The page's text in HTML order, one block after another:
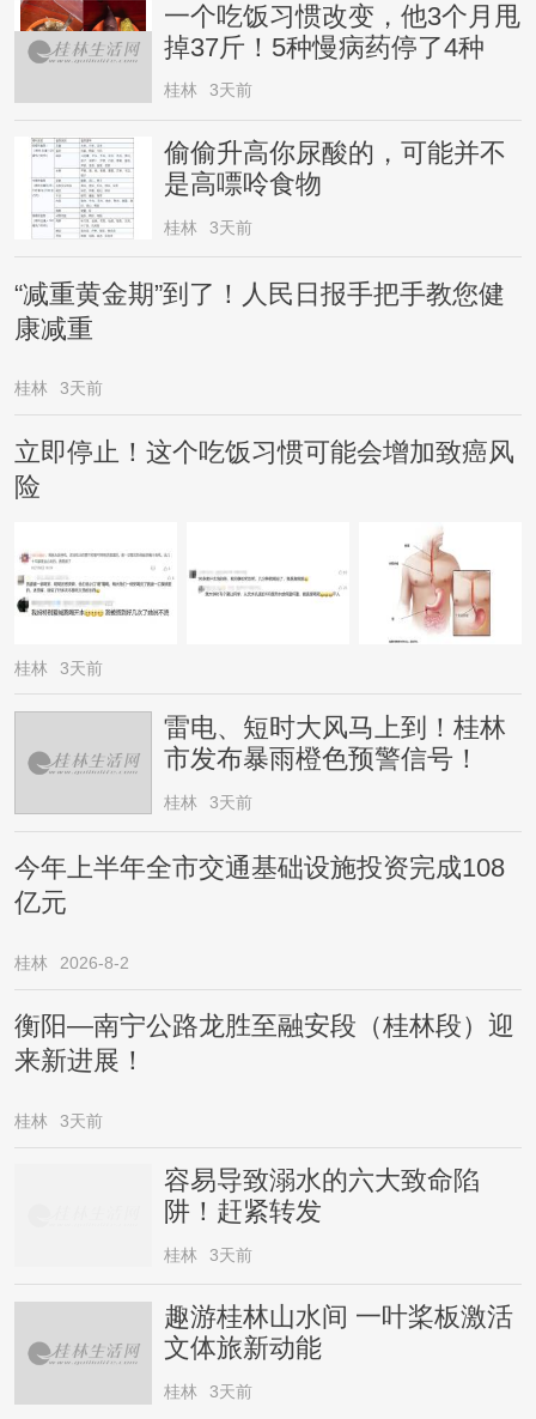
一个吃饭习惯改变，他3个月甩
掉37斤！5种慢病药停了4种
桂林 3天前
偷偷升高你尿酸的，可能并不
是高嘌呤食物
桂林 3天前
“减重黄金期”到了！人民日报手把手教您健
康减重
桂林 3天前
立即停止！这个吃饭习惯可能会增加致癌风
险
桂林 3天前
雷电、短时大风马上到！桂林
市发布暴雨橙色预警信号！
桂林 3天前
今年上半年全市交通基础设施投资完成108
亿元
桂林 2026-8-2
衡阳—南宁公路龙胜至融安段（桂林段）迎
来新进展！
桂林 3天前
容易导致溺水的六大致命陷
阱！赶紧转发
桂林 3天前
趣游桂林山水间 一叶桨板激活
文体旅新动能
桂林 3天前